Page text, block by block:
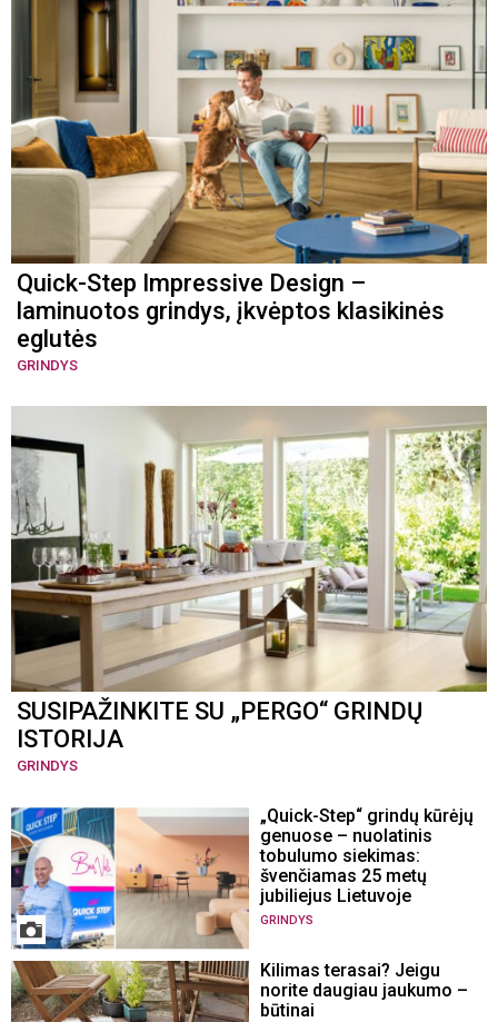
Quick-Step Impressive Design –
laminuotos grindys, įkvėptos klasikinės
eglutės
GRINDYS
SUSIPAŽINKITE SU „PERGO“ GRINDŲ
ISTORIJA
GRINDYS
„Quick-Step“ grindų kūrėjų
genuose – nuolatinis
tobulumo siekimas:
švenčiamas 25 metų
jubiliejus Lietuvoje
GRINDYS
Kilimas terasai? Jeigu
norite daugiau jaukumo –
būtinai